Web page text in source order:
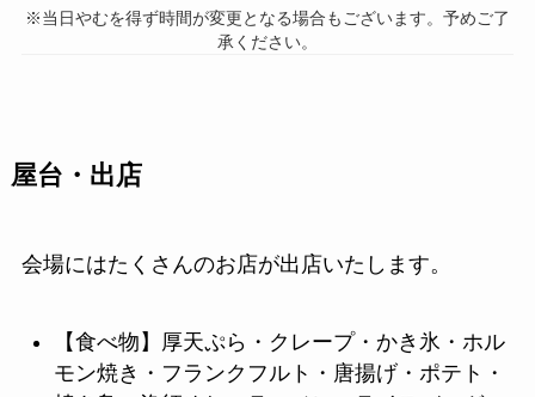
※当日やむを得ず時間が変更となる場合もございます。予めご了
承ください。
屋台・出店
会場にはたくさんのお店が出店いたします。
【食べ物】厚天ぷら・クレープ・かき氷・ホル
モン焼き・フランクフルト・唐揚げ・ポテト・